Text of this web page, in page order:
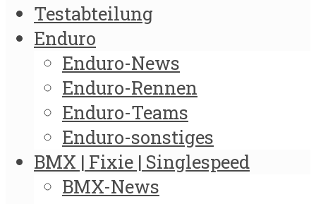
Testabteilung
Enduro
Enduro-News
Enduro-Rennen
Enduro-Teams
Enduro-sonstiges
BMX | Fixie | Singlespeed
BMX-News